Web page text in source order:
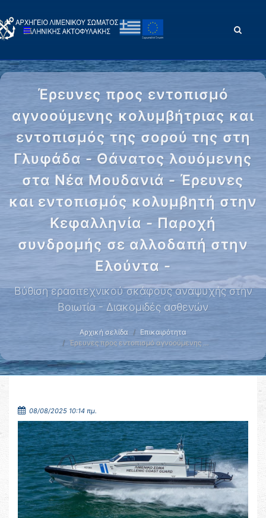
Έρευνες προς εντοπισμό
αγνοούμενης κολυμβήτριας και
εντοπισμός της σορού της στη
Γλυφάδα - Θάνατος λουόμενης
στα Νέα Μουδανιά - Έρευνες
και εντοπισμός κολυμβητή στην
Κεφαλληνία - Παροχή
συνδρομής σε αλλοδαπή στην
Ελούντα -
Βύθιση ερασιτεχνικού σκάφους αναψυχής στην
Βοιωτία - Διακομιδές ασθενών
Αρχική σελίδα
Επικαιρότητα
Έρευνες προς εντοπισμό αγνοούμενης …
08/08/2025 10:14 πμ.